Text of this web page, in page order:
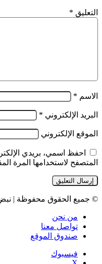
التعليق *
الاسم *
البريد الإلكتروني *
الموقع الإلكتروني
احفظ اسمي، بريدي
المتصفح لاستخدامها المرة
© جميع الحقوق محفوظة | نبض
من نحن
تواصل معنا
صندوق الموقع
فيسبوك